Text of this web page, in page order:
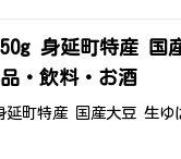
身延町特産 国
・飲料・お酒
町特産 国産大豆 生ゆ